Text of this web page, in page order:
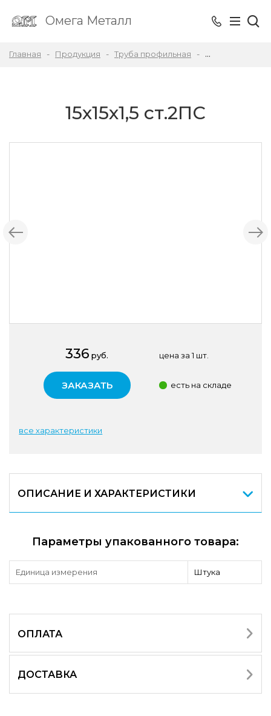
Омега Металл
Главная Продукция Труба профильная 15х15х1,5 ст.2ПС
15х15х1,5 ст.2ПС
336 руб. цена за 1 шт.
ЗАКАЗАТЬ есть на складе
все характеристики
ОПИСАНИЕ И ХАРАКТЕРИСТИКИ
Параметры упакованного товара:
Единица измерения Штука
ОПЛАТА
ДОСТАВКА